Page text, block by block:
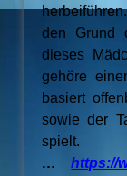
den Grund
dieses
gehöre
basiert
sowie der
…https://